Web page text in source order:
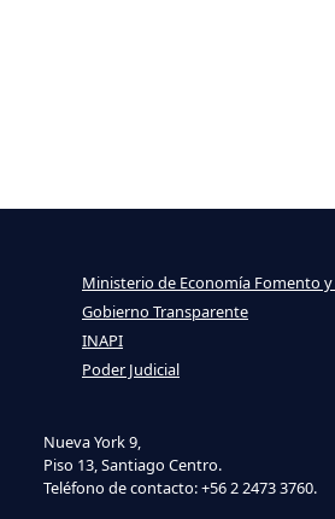
Nueva York 9,
Piso 13, Santiago Centro.
Teléfono de contacto: +56 2 2473 3760.
Ministerio de Economía Fomento
Gobierno Transparente
INAPI
Poder Judicial